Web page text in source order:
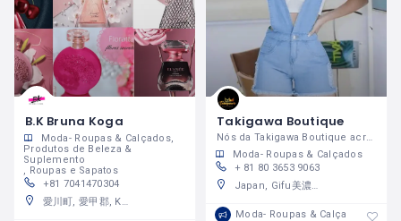
B.K Bruna Koga
Moda- Roupas & Calçados
Produtos de Beleza &
Suplemento
Roupas e Sapatos
+81 7041470304
愛川町, 愛甲郡, Kanagawa, Japan
Takigawa Boutique
Nós da Takigawa Boutique acreditamos que vestir-se bem não é um luxo mas sim uma necessidade!
Moda- Roupas & Calçados
+ 81 80 3653 9063
Japan, Gifu美濃加茂市
Moda- Roupas & Calçados